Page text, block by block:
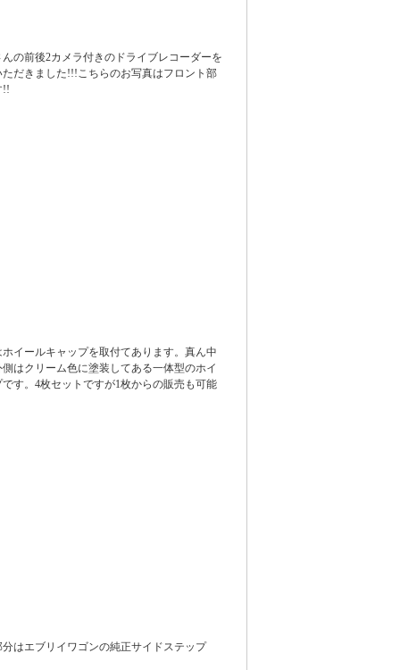
の前後2カメラ付きのドライブレコーダーを
だきました!!!こちらのお写真はフロント部
!!
イールキャップを取付てあります。真ん中
はクリーム色に塗装してある一体型のホイ
す。4枚セットですが1枚からの販売も可能
分はエブリイワゴンの純正サイドステップ